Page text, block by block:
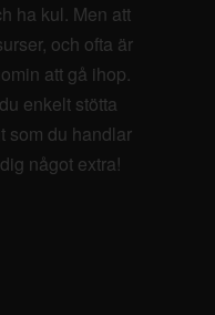
ha kul. Men att
och ofta är
att gå ihop.
enkelt stötta
som du handlar
något extra!